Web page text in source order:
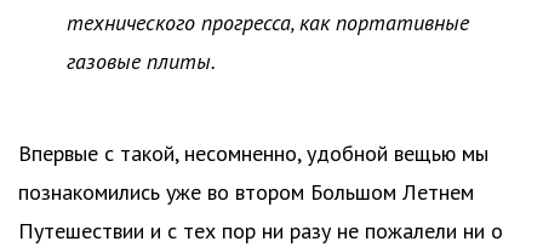
технического прогресса, как портативные
газовые плиты.
Впервые с такой, несомненно, удобной вещью мы
познакомились уже во втором Большом Летнем
Путешествии и с тех пор ни разу не пожалели ни о